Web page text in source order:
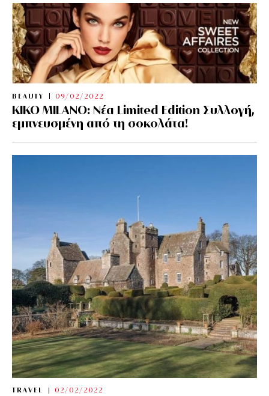
BEAUTY 09/02/2022
KIKO MILANO: Νέα Limited Edition Συλλογή,
εμπνευσμένη από τη σοκολάτα!
TRAVEL 02/02/2022